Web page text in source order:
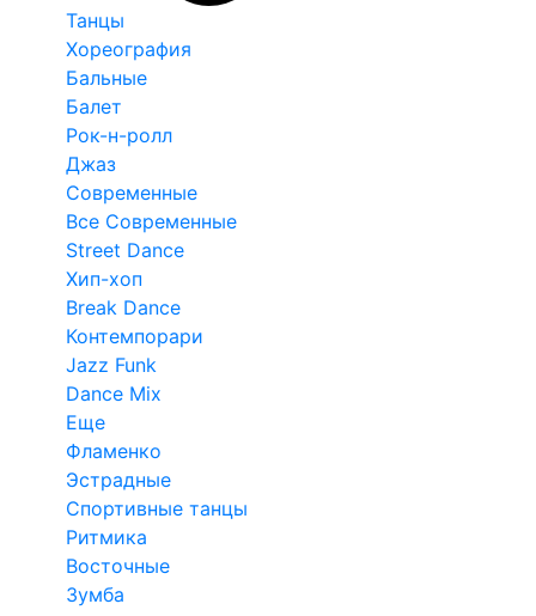
Танцы
Хореография
Бальные
Балет
Рок-н-ролл
Джаз
Современные
Все Современные
Street Dance
Хип-хоп
Break Dance
Контемпорари
Jazz Funk
Dance Mix
Еще
Фламенко
Эстрадные
Спортивные танцы
Ритмика
Восточные
Зумба